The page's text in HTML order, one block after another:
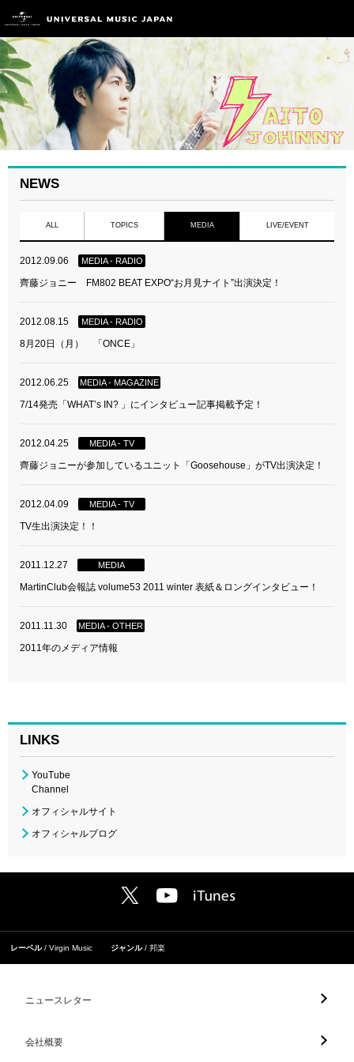
NEWS
ALL TOPICS MEDIA LIVE/EVENT
2012.09.06 MEDIA - RADIO
齊藤ジョニー FM802 BEAT EXPO“お月見ナイト”出演決定！
2012.08.15 MEDIA - RADIO
8月20日（月） 「ONCE」
2012.06.25 MEDIA - MAGAZINE
7/14発売「WHAT’s IN? 」にインタビュー記事掲載予定！
2012.04.25 MEDIA - TV
齊藤ジョニーが参加しているユニット「Goosehouse」がTV出演決定！
2012.04.09 MEDIA - TV
TV生出演決定！！
2011.12.27 MEDIA
MartinClub会報誌 volume53 2011 winter 表紙＆ロングインタビュー！
2011.11.30 MEDIA - OTHER
2011年のメディア情報
LINKS
YouTube
Channel
オフィシャルサイト
オフィシャルブログ
レーベル Virgin Music ジャンル 邦楽
ニュースレター
会社概要